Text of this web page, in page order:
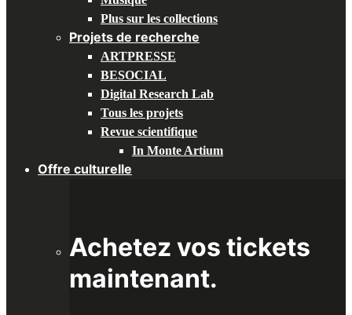
Plus sur les collections
Projets de recherche
ARTPRESSE
BESOCIAL
Digital Research Lab
Tous les projets
Revue scientifique
In Monte Artium
Offre culturelle
Achetez vos tickets
maintenant.